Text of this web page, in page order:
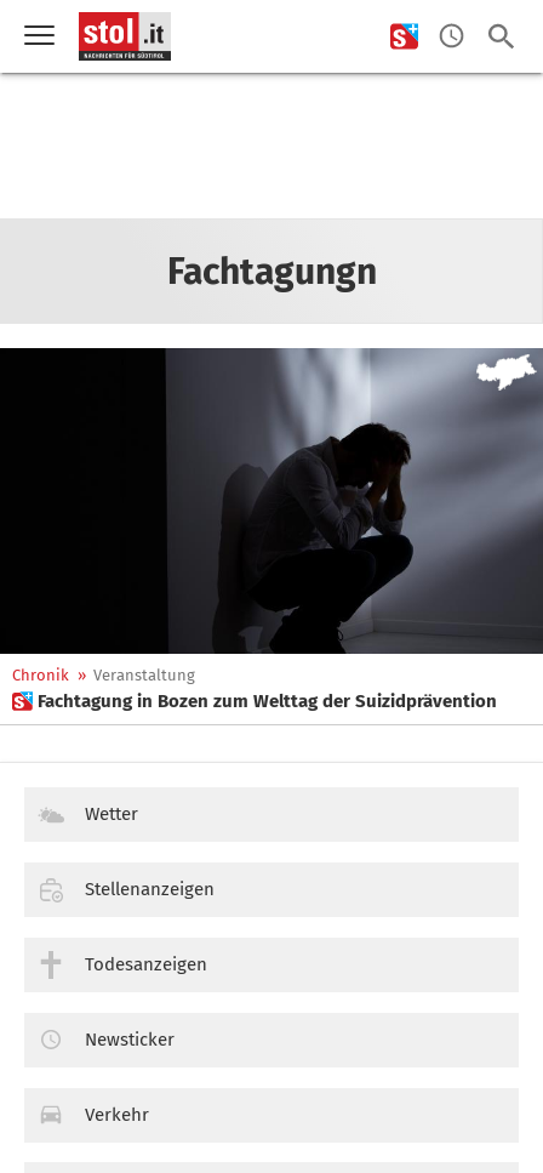
Fachtagungn
Chronik » Veranstaltung
 Fachtagung in Bozen zum Welttag der Suizidprävention
Wetter
Stellenanzeigen
Todesanzeigen
Newsticker
Verkehr